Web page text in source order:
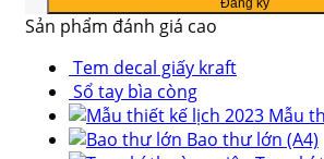
Sản phẩm đánh giá cao
Tem decal giấy kraft
Sổ tay bìa còng
Mẫu
Bao thư lớn (A4)